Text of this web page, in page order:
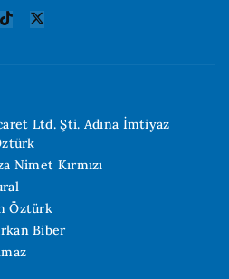
Ltd. Şti. Adına İmtiyaz
Nimet Kırmızı
Öztürk
Biber